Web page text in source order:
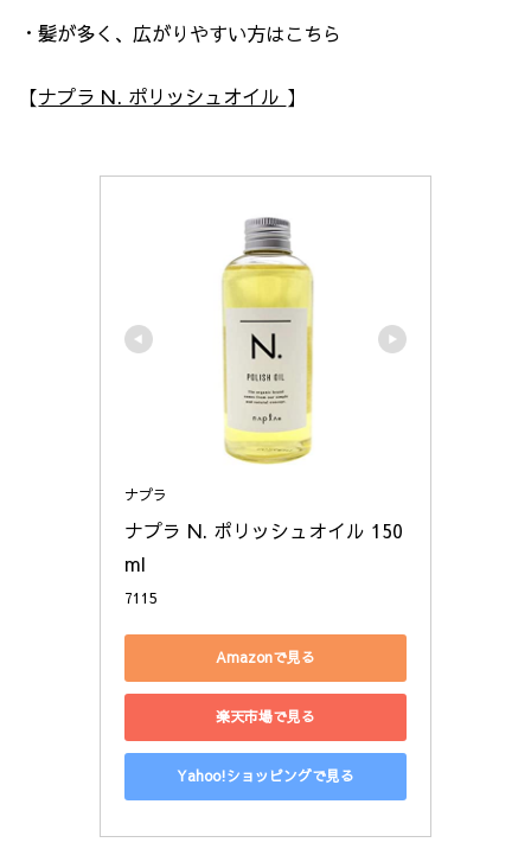
・髪が多く、広がりやすい方はこちら
【ナプラ N. ポリッシュオイル 】
ナプラ
ナプラ N. ポリッシュオイル 150
ml
7115
Amazonで見る
楽天市場で見る
Yahoo!ショッピングで見る